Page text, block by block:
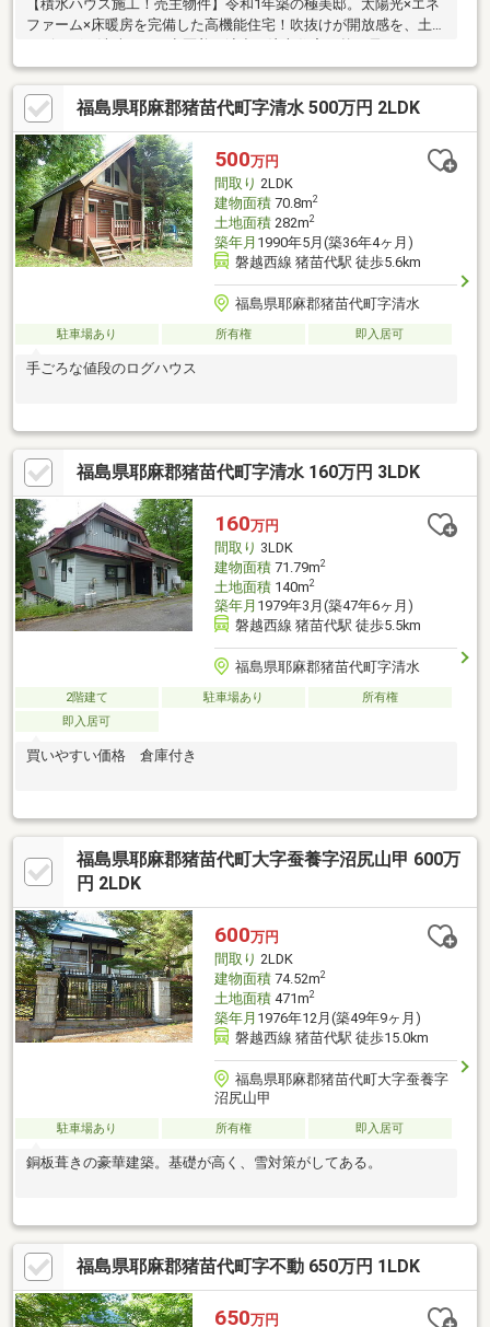
【積水ハウス施工！売主物件】令和1年築の極美邸。太陽光×エネ
ファーム×床暖房を完備した高機能住宅！吹抜けが開放感を、土間
福の住まい。
福島県耶麻郡猪苗代町字清水 500万円 2LDK
500万円
間取り 2LDK
建物面積70.8m2
土地面積282m2
築年月 1990年5月(築36年4ヶ月)
磐越西線 猪苗代駅 徒歩5.6km
福島県耶麻郡猪苗代町字清水
駐車場あり 所有権 即入居可
手ごろな値段のログハウス
福島県耶麻郡猪苗代町字清水 160万円 3LDK
160万円
間取り 3LDK
建物面積71.79m2
土地面積140m2
築年月 1979年3月(築47年6ヶ月)
磐越西線 猪苗代駅 徒歩5.5km
福島県耶麻郡猪苗代町字清水
2階建て 駐車場あり
所有権
即入居可
買いやすい価格 倉庫付き
福島県耶麻郡猪苗代町大字蚕養字沼尻山甲 600万
円 2LDK
600万円
間取り 2LDK
建物面積74.52m2
土地面積471m2
築年月 1976年12月(築49年9ヶ月)
磐越西線 猪苗代駅 徒歩15.0km
福島県耶麻郡猪苗代町大字蚕養字
沼尻山甲
駐車場あり 所有権 即入居可
銅板葺きの豪華建築。基礎が高く、雪対策がしてある。
福島県耶麻郡猪苗代町字不動 650万円 1LDK
650万円